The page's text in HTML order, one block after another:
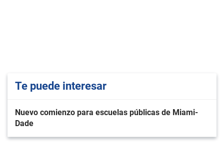
Te puede interesar
Nuevo comienzo para escuelas públicas de Miami-
Dade